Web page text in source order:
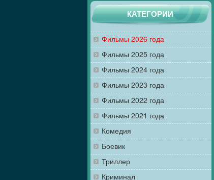
КАТЕГОРИИ
Фильмы 2026 года
Фильмы 2025 года
Фильмы 2024 года
Фильмы 2023 года
Фильмы 2022 года
Фильмы 2021 года
Комедия
Боевик
Триллер
Криминал